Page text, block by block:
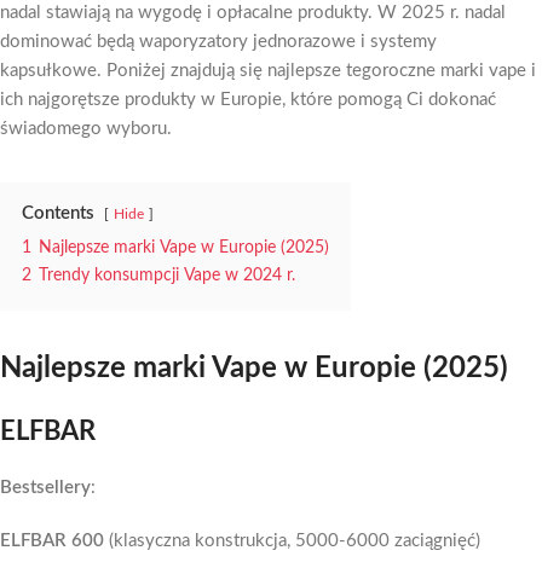
nadal stawiają na wygodę i opłacalne produkty. W 2025 r. nadal
dominować będą waporyzatory jednorazowe i systemy
kapsułkowe. Poniżej znajdują się najlepsze tegoroczne marki vape i
ich najgorętsze produkty w Europie, które pomogą Ci dokonać
świadomego wyboru.
Contents Hide
1 Najlepsze marki Vape w Europie (2025)
2
Trendy konsumpcji Vape w 2024 r.
Najlepsze marki Vape w Europie (2025)
ELFBAR
Bestsellery:
ELFBAR 600 (klasyczna konstrukcja, 5000-6000 zaciągnięć)